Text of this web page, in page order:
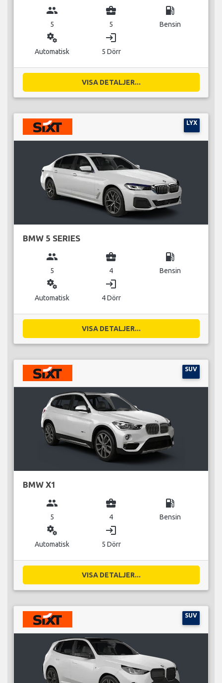
group
5
business_center
5
local_gas_station
Bensin
miscellaneous_services
Automatisk
login
5 Dörr
VISA DETALJER...
LYX
BMW 5 SERIES
group
5
business_center
4
local_gas_station
Bensin
miscellaneous_services
Automatisk
login
4 Dörr
VISA DETALJER...
SUV
BMW X1
group
5
business_center
4
local_gas_station
Bensin
miscellaneous_services
Automatisk
login
5 Dörr
VISA DETALJER...
SUV